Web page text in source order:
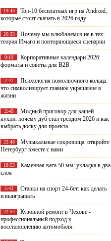
19:43
Топ-10 бесплатных игр на Android,
которые стоит скачать в 2026 году
20:33
Почему мы влюбляемся не в тех:
теория Имаго и повторяющиеся сценарии
0:19
Корпоративные календари 2026:
форматы и советы для B2B
2:47
Психология помолвочного кольца:
что символизирует главное украшение в
жизни
2:49
Модный приговор для вашей
кухни: почему дуб стал трендом 2026 и как
выбрать доску для проекта
22:48
Музыкальные сокровища: откройте
Петербург вместе с нами
18:53
Каменная вата 50 мм: укладка в два
слоя
5:42
Ставки на спорт 24-бет: как делать
и выигрывать
22:54
Кузовной ремонт в Чехове -
профессиональный подход к
восстановлению автомобиля.